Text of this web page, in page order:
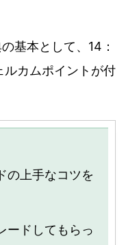
基本として、14：
カムポイントが付
の上手なコツを
ードしてもらっ